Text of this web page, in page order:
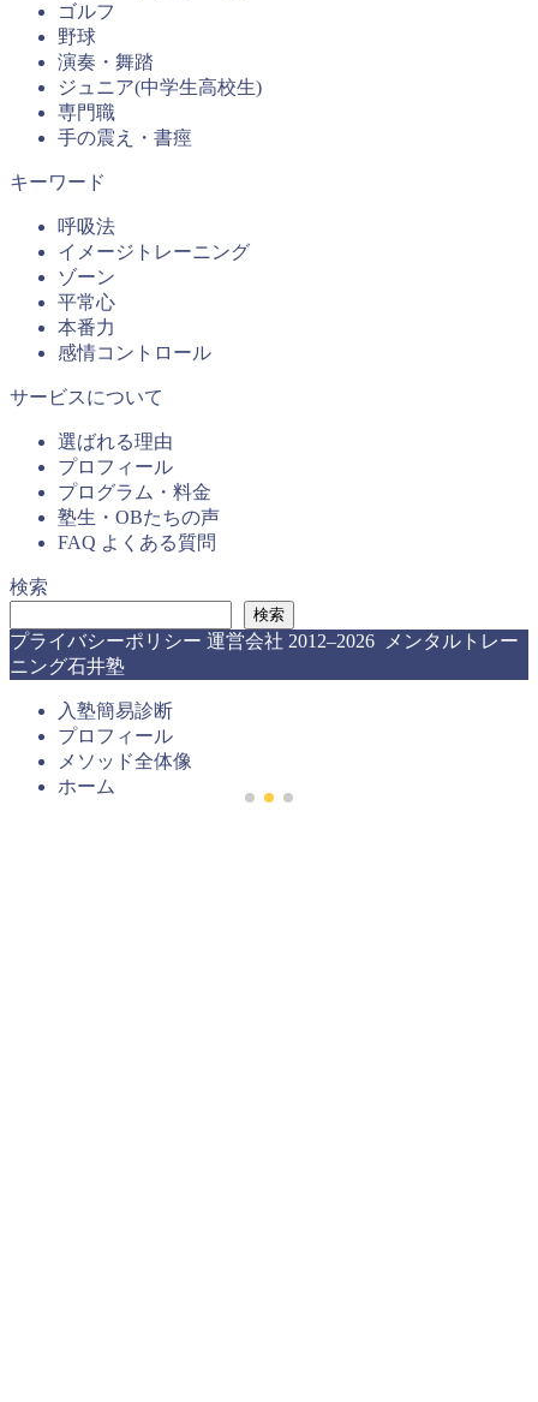
ゴルフ
野球
演奏・舞踏
ジュニア(中学生高校生)
専門職
手の震え・書痙
キーワード
呼吸法
イメージトレーニング
ゾーン
平常心
本番力
感情コントロール
サービスについて
選ばれる理由
プロフィール
プログラム・料金
塾生・OBたちの声
FAQ よくある質問
検索
検索
プライバシーポリシー 運営会社 2012–2026 メンタルトレー
ニング石井塾
入塾簡易診断
プロフィール
メソッド全体像
ホーム